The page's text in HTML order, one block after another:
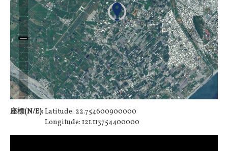
座標(N/E):Latitude: 22.754600900000
Longitude: 121.113754400000